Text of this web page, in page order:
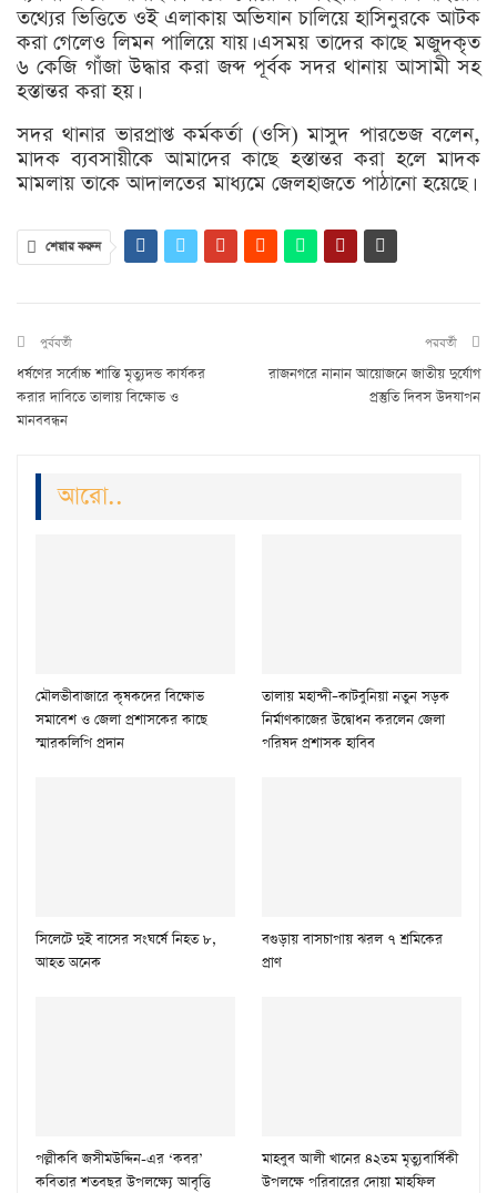
তথ্যের ভিত্তিতে ওই এলাকায় অভিযান চালিয়ে হাসিনুরকে আটক
করা গেলেও লিমন পালিয়ে যায়। এসময় তাদের কাছে মজুদকৃত
৬ কেজি গাঁজা উদ্ধার করা জব্দ পূর্বক সদর থানায় আসামী সহ
হস্তান্তর করা হয়।
সদর থানার ভারপ্রাপ্ত কর্মকর্তা (ওসি) মাসুদ পারভেজ বলেন,
মাদক ব্যবসায়ীকে আমাদের কাছে হস্তান্তর করা হলে মাদক
মামলায় তাকে আদালতের মাধ্যমে জেলহাজতে পাঠানো হয়েছে।
শেয়ার করুন
পুর্ববর্তী
ধর্ষণের সর্বোচ্চ শাস্তি মৃত্যুদন্ড কার্যকর
করার দাবিতে তালায় বিক্ষোভ ও
মানববন্ধন
পরবর্তী
রাজনগরে নানান আয়োজনে জাতীয় দুর্যোগ
প্রস্তুতি দিবস উদযাপন
আরো..
মৌলভীবাজারে কৃষকদের বিক্ষোভ
সমাবেশ ও জেলা প্রশাসকের কাছে
স্মারকলিপি প্রদান
তালায় মহান্দী–কাটবুনিয়া নতুন সড়ক
নির্মাণকাজের উদ্বোধন করলেন জেলা
পরিষদ প্রশাসক হাবিব
সিলেটে দুই বাসের সংঘর্ষে নিহত ৮,
আহত অনেক
বগুড়ায় বাসচাপায় ঝরল ৭ শ্রমিকের
প্রাণ
পল্লীকবি জসীমউদ্দিন-এর ‘কবর’
কবিতার শতবছর উপলক্ষ্যে আবৃত্তি
মাহবুব আলী খানের ৪২তম মৃত্যুবার্ষিকী
উপলক্ষে পরিবারের দোয়া মাহফিল